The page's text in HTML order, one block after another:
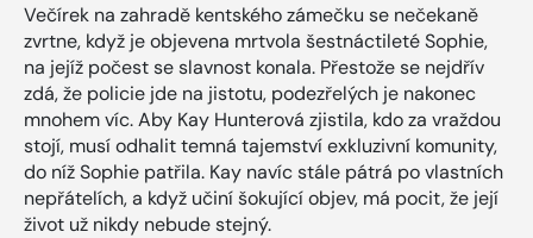
Večírek na zahradě kentského zámečku se nečekaně
zvrtne, když je objevena mrtvola šestnáctileté Sophie,
na jejíž počest se slavnost konala. Přestože se nejdřív
zdá, že policie jde na jistotu, podezřelých je nakonec
mnohem víc. Aby Kay Hunterová zjistila, kdo za vraždou
stojí, musí odhalit temná tajemství exkluzivní komunity,
do níž Sophie patřila. Kay navíc stále pátrá po vlastních
nepřátelích, a když učiní šokující objev, má pocit, že její
život už nikdy nebude stejný.